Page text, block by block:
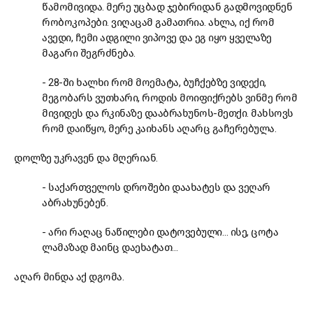
წამომივიდა. მერე უცბად ჯებირიდან გადმოვიდნენ
რობოკოპები. ვიღაცამ გამათრია. ახლა, იქ რომ
ავედი, ჩემი ადგილი ვიპოვე და ეგ იყო ყველაზე
მაგარი შეგრძნება.
- 28-ში ხალხი რომ მოემატა, ბუჩქებზე ვიდექი,
მეგობარს ვუთხარი, როდის მოიფიქრებს ვინმე რომ
მივიდეს და რკინაზე დააბრახუნოს-მეთქი. მახსოვს
რომ დაიწყო, მერე კაიხანს აღარც გაჩერებულა.
დოლზე უკრავენ და მღერიან.
- საქართველოს დროშები დაახატეს და ვეღარ
აბრახუნებენ.
- არი რაღაც ნაწილები დატოვებული… ისე, ცოტა
ლამაზად მაინც დაეხატათ…
აღარ მინდა აქ დგომა.